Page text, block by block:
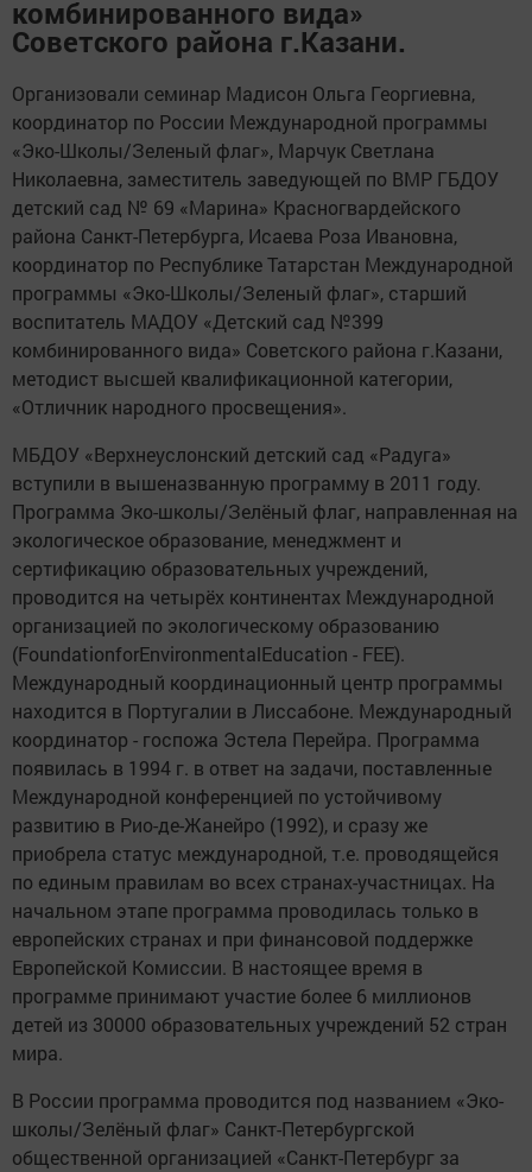
комбинированного вида»
Советского района г.Казани.
Организовали семинар Мадисон Ольга Георгиевна,
координатор по России Международной программы
«Эко-Школы/Зеленый флаг», Марчук Светлана
Николаевна, заместитель заведующей по ВМР ГБДОУ
детский сад № 69 «Марина» Красногвардейского
района Санкт-Петербурга, Исаева Роза Ивановна,
координатор по Республике Татарстан Международной
программы «Эко-Школы/Зеленый флаг», старший
воспитатель МАДОУ «Детский сад №399
комбинированного вида» Советского района г.Казани,
методист высшей квалификационной категории,
«Отличник народного просвещения».
МБДОУ «Верхнеуслонский детский сад «Радуга»
вступили в вышеназванную программу в 2011 году.
Программа Эко-школы/Зелёный флаг, направленная на
экологическое образование, менеджмент и
сертификацию образовательных учреждений,
проводится на четырёх континентах Международной
организацией по экологическому образованию
(FoundationforEnvironmentalEducation - FEE).
Международный координационный центр программы
находится в Португалии в Лиссабоне. Международный
координатор - госпожа Эстела Перейра. Программа
появилась в 1994 г. в ответ на задачи, поставленные
Международной конференцией по устойчивому
развитию в Рио-де-Жанейро (1992), и сразу же
приобрела статус международной, т.е. проводящейся
по единым правилам во всех странах-участницах. На
начальном этапе программа проводилась только в
европейских странах и при финансовой поддержке
Европейской Комиссии. В настоящее время в
программе принимают участие более 6 миллионов
детей из 30000 образовательных учреждений 52 стран
мира.
В России программа проводится под названием «Эко-
школы/Зелёный флаг» Санкт-Петербургской
общественной организацией «Санкт-Петербург за